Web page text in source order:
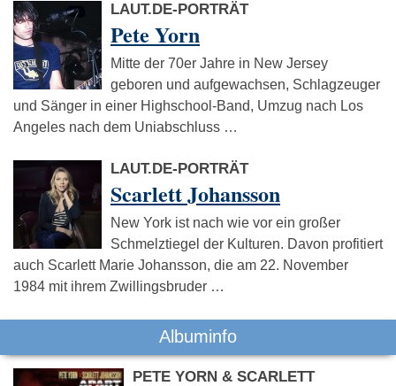
LAUT.DE-PORTRÄT
Pete Yorn
Mitte der 70er Jahre in New Jersey
geboren und aufgewachsen, Schlagzeuger
und Sänger in einer Highschool-Band, Umzug nach Los
Angeles nach dem Uniabschluss …
LAUT.DE-PORTRÄT
Scarlett Johansson
New York ist nach wie vor ein großer
Schmelztiegel der Kulturen. Davon profitiert
auch Scarlett Marie Johansson, die am 22. November
1984 mit ihrem Zwillingsbruder …
Albuminfo
PETE YORN & SCARLETT